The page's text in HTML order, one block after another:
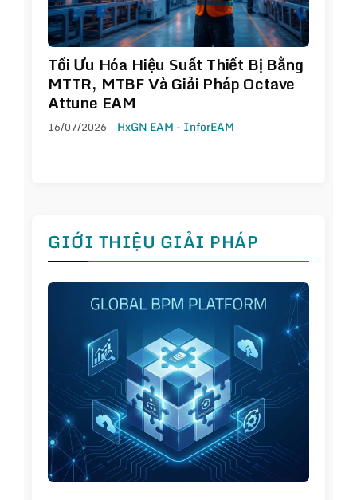
Tối Ưu Hóa Hiệu Suất Thiết Bị Bằng
MTTR, MTBF Và Giải Pháp Octave
Attune EAM
16/07/2026 HxGN EAM - InforEAM
GIỚI THIỆU GIẢI PHÁP